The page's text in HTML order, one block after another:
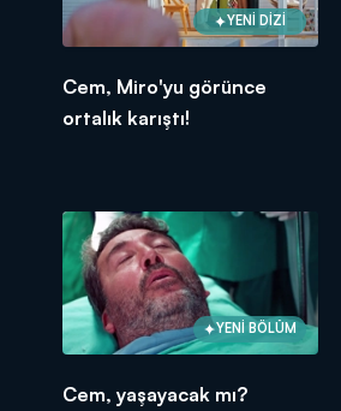
YENİ DİZİ
Cem, Miro'yu görünce
ortalık karıştı!
YENİ BÖLÜM
Cem, yaşayacak mı?